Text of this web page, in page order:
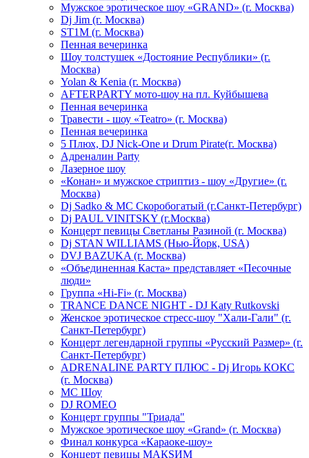
Мужское эротическое шоу «GRAND» (г. Москва)
Dj Jim (г. Москва)
ST1M (г. Москва)
Пенная вечеринка
Шоу толстушек «Достояние Республики» (г.
Москва)
Yolan & Kenia (г. Москва)
AFTERPARTY мото-шоу на пл. Куйбышева
Пенная вечеринка
Травести - шоу «Teatro» (г. Москва)
Пенная вечеринка
5 Плюх, DJ Nick-One и Drum Pirate(г. Москва)
Адреналин Party
Лазерное шоу
«Конан» и мужское стриптиз - шоу «Другие» (г.
Москва)
Dj Sadko & МС Скоробогатый (г.Санкт-Петербург)
Dj PAUL VINITSKY (г.Москва)
Концерт певицы Светланы Разиной (г. Москва)
Dj STAN WILLIAMS (Нью-Йорк, USA)
DVJ BAZUKA (г. Москва)
«Объединенная Каста» представляет «Песочные
люди»
Группа «Hi-Fi» (г. Москва)
TRANCE DANCE NIGHT - DJ Katy Rutkovski
Женское эротическое стресс-шоу "Хали-Гали" (г.
Санкт-Петербург)
Концерт легендарной группы «Русский Размер» (г.
Санкт-Петербург)
ADRENALINE PARTY ПЛЮС - Dj Игорь КОКС
(г. Москва)
MC Шоу
DJ ROMEO
Концерт группы "Триада"
Мужское эротическое шоу «Grand» (г. Москва)
Финал конкурса «Караоке-шоу»
Концерт певицы МАКSИМ